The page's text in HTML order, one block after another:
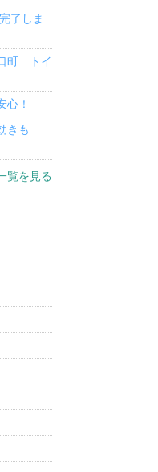
了しま
町 トイ
！
きも
覧を見る